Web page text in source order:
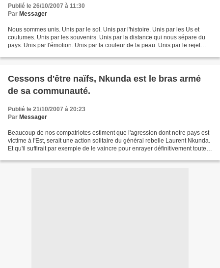
Publié le 26/10/2007 à 11:30
Par Messager
Nous sommes unis. Unis par le sol. Unis par l'histoire. Unis par les Us et
coutumes. Unis par les souvenirs. Unis par la distance qui nous sépare du
pays. Unis par l'émotion. Unis par la couleur de la peau. Unis par le rejet
Cessons d'être naïfs, Nkunda est le bras armé
de sa communauté.
Publié le 21/10/2007 à 20:23
Par Messager
Beaucoup de nos compatriotes estiment que l'agression dont notre pays est
victime à l'Est, serait une action solitaire du général rebelle Laurent Nkunda.
Et qu'il suffirait par exemple de le vaincre pour enrayer définitivement toute